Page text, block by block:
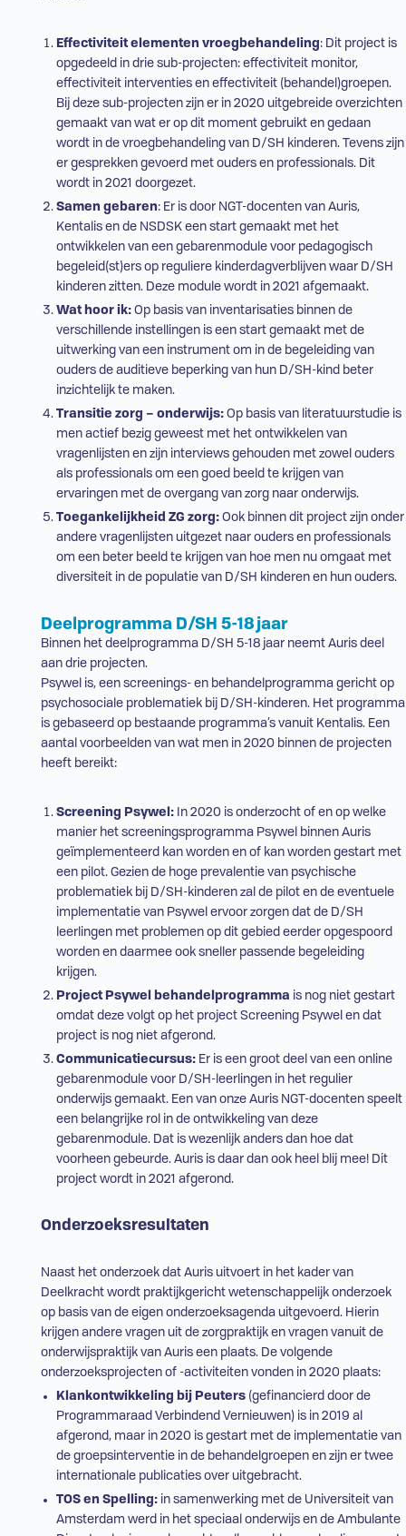
Effectiviteit elementen vroegbehandeling: Dit project is
opgedeeld in drie sub-projecten: effectiviteit monitor,
effectiviteit interventies en effectiviteit (behandel)groepen.
Bij deze sub-projecten zijn er in 2020 uitgebreide overzichten
gemaakt van wat er op dit moment gebruikt en gedaan
wordt in de vroegbehandeling van D/SH kinderen. Tevens zijn
er gesprekken gevoerd met ouders en professionals. Dit
wordt in 2021 doorgezet.
Samen gebaren: Er is door NGT-docenten van Auris,
Kentalis en de NSDSK een start gemaakt met het
ontwikkelen van een gebarenmodule voor pedagogisch
begeleid(st)ers op reguliere kinderdagverblijven waar D/SH
kinderen zitten. Deze module wordt in 2021 afgemaakt.
Wat hoor ik:Op basis van inventarisaties binnen de
verschillende instellingen is een start gemaakt met de
uitwerking van een instrument om in de begeleiding van
ouders de auditieve beperking van hun D/SH -kind beter
inzichtelijk te maken.
Transitie zorg – onderwijs:Op basis van literatuurstudie is
men actief bezig geweest met het ontwikkelen van
vragenlijsten en zijn interviews gehouden met zowel ouders
als professionals om een goed beeld te krijgen van
ervaringen met de overgang van zorg naar onderwijs.
Toegankelijkheid ZG zorg:Ook binnen dit project zijn onder
andere vragenlijsten uitgezet naar ouders en professionals
om een beter beeld te krijgen van hoe men nu omgaat met
diversiteit in de populatie van D/SH kinderen en hun ouders.
Deelprogramma D/SH 5-18 jaar
Binnen het deelprogramma D/SH 5-18 jaar neemt Auris deel
aan drie projecten.
Psywel is, een screenings- en behandelprogramma gericht op
psychosociale problematiek bij D/SH -kinderen. Het programma
is gebaseerd op bestaande programma’s vanuit Kentalis. Een
aantal voorbeelden van wat men in 2020 binnen de projecten
heeft bereikt:
Screening Psywel :In 2020 is onderzocht of en op welke
manier het screeningsprogramma Psywel binnen Auris
geïmplementeerd kan worden en of kan worden gestart met
een pilot. Gezien de hoge prevalentie van psychische
problematiek bij D/SH -kinderen zal de piloten de eventuele
implementatie van Psywel ervoor zorgen dat de D/SH
leerlingen met problemen op dit gebied eerder opgespoord
worden en daarmee ook sneller passende begeleiding
krijgen.
Project Psywel behandelprogramma is nog niet gestart
omdat deze volgt op het project Screening Psywel en dat
project is nog niet afgerond.
Communicatiecursus:Er is een groot deel van een online
gebarenmodule voor D/SH -leerlingen in het regulier
onderwijsgemaakt. Een van onze Auris NGT-docenten speelt
een belangrijke rol in de ontwikkeling van deze
gebarenmodule. Dat is wezenlijk anders dan hoe dat
voorheen gebeurde. Auris is daar dan ook heel blij mee! Dit
project wordt in 2021 afgerond.
Onderzoeksresultaten
Naast het onderzoek dat Auris uitvoert in het kader van
Deelkracht wordt praktijkgericht wetenschappelijk onderzoek
op basis van de eigen onderzoeksagenda uitgevoerd. Hierin
krijgen andere vragen uit de zorgpraktijk en vragen vanuit de
onderwijspraktijk van Auris een plaats. De volgende
onderzoeksprojecten of -activiteiten vonden in 2020 plaats:
Klankontwikkeling bij Peuters (gefinancierd door de
Programmaraad Verbindend Vernieuwen) is in 2019 al
afgerond, maar in 2020 is gestart met de implementatie van
de groepsinterventie in de behandelgroepen en zijn er twee
internationale publicaties over uitgebracht.
TOSen Spelling:in samenwerking met de Universiteit van
Amsterdam werd in het speciaal onderwijs en de Ambulante